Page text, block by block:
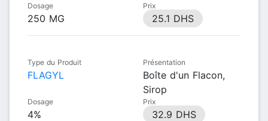
Dosage
250 MG
Prix
25.1 DHS
Type du Produit
FLAGYL
Présentation
Boîte d'un Flacon,
Sirop
Dosage
4%
Prix
32.9 DHS